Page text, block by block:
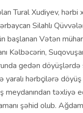
Tural Xudiyev,
Silahlı
başlanan Vətən
Kəlbəcərin,
gedən
hərbçilərə döyüş
meydanından təxliyə
şəhid olub.